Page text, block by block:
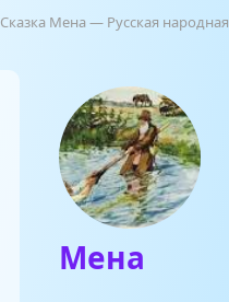
Сказка Мена — Русская народная
Мена